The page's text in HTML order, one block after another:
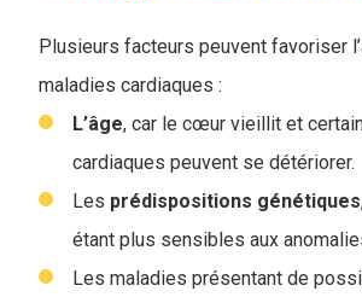
Plusieurs facteurs peuvent favoriser
maladies cardiaques :
L’âge, car le cœur vieillit et
cardiaques peuvent se détériorer.
Les prédispositions génétiques
étant plus sensibles aux
Les maladies présentant de